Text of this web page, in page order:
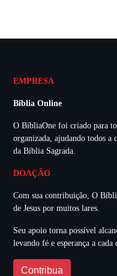
EMPRESA
Bíblia Online
O BíbliaOne foi criado para
organizada, ajudando todos a
da Bíblia Sagrada.
DOAÇÃO
Com sua contribuição, O
de Jesus por muitos lares.
Seu apoio torna possível
levando fé e esperança a cada
Contribua